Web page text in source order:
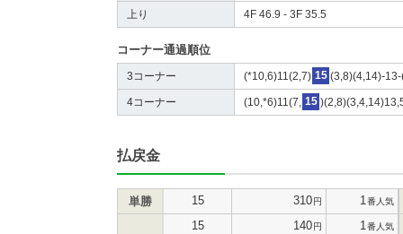
上り 4F 46.9 - 3F 35.5
コーナー通過順位
3コーナー (*10,6)11(2,7) 15 (3,8)(4,14)-
4コーナー (10,*6)11(7, 15
払戻金
単勝 15 310円 1 番人気
15 140円 1 番人気